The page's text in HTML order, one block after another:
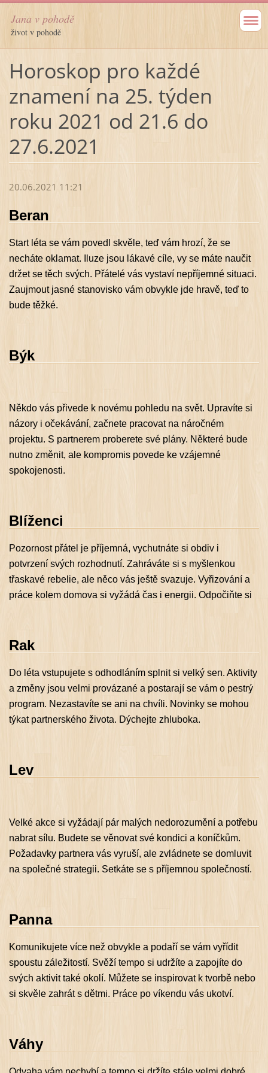
Jana v pohodě
život v pohodě
Horoskop pro každé
znamení na 25. týden
roku 2021 od 21.6 do
27.6.2021
20.06.2021 11:21
Beran
Start léta se vám povedl skvěle, teď vám hrozí, že se
necháte oklamat. Iluze jsou lákavé cíle, vy se máte naučit
držet se těch svých. Přátelé vás vystaví nepříjemné situaci.
Zaujmout jasné stanovisko vám obvykle jde hravě, teď to
bude těžké.
Býk
Někdo vás přivede k novému pohledu na svět. Upravíte si
názory i očekávání, začnete pracovat na náročném
projektu. S partnerem proberete své plány. Některé bude
nutno změnit, ale kompromis povede ke vzájemné
spokojenosti.
Blíženci
Pozornost přátel je příjemná, vychutnáte si obdiv i
potvrzení svých rozhodnutí. Zahráváte si s myšlenkou
třaskavé rebelie, ale něco vás ještě svazuje. Vyřizování a
práce kolem domova si vyžádá čas i energii. Odpočiňte si
Rak
Do léta vstupujete s odhodláním splnit si velký sen. Aktivity
a změny jsou velmi provázané a postarají se vám o pestrý
program. Nezastavíte se ani na chvíli. Novinky se mohou
týkat partnerského života. Dýchejte zhluboka.
Lev
Velké akce si vyžádají pár malých nedorozumění a potřebu
nabrat sílu. Budete se věnovat své kondici a koníčkům.
Požadavky partnera vás vyruší, ale zvládnete se domluvit
na společné strategii. Setkáte se s příjemnou společností.
Panna
Komunikujete více než obvykle a podaří se vám vyřídit
spoustu záležitostí. Svěží tempo si udržíte a zapojíte do
svých aktivit také okolí. Můžete se inspirovat k tvorbě nebo
si skvěle zahrát s dětmi. Práce po víkendu vás ukotví.
Váhy